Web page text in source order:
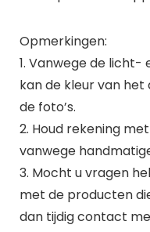
Opmerkingen:
1. Vanwege de
kan de kleur van het
de foto’s.
2. Houd rekening
vanwege
3. Mocht u vragen
met de producten
dan tijdig contact